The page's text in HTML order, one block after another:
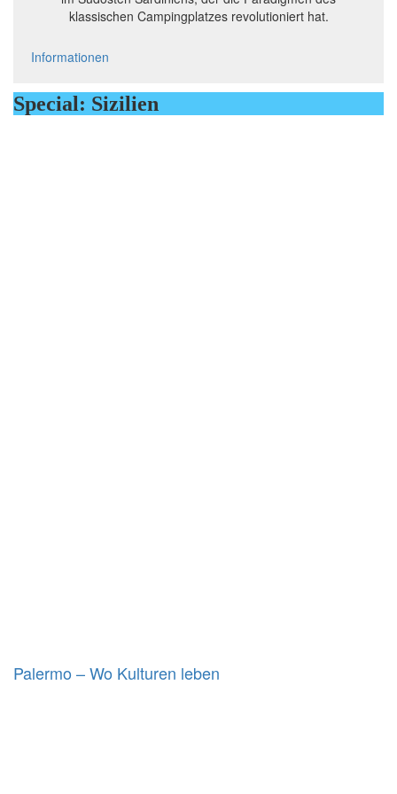
klassischen Campingplatzes revolutioniert hat.
Informationen
Special: Sizilien
Palermo – Wo Kulturen leben